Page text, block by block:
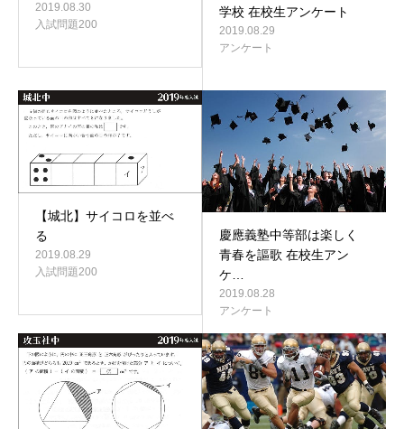
2019.08.30
入試問題200
学校 在校生アンケート
2019.08.29
アンケート
【城北】サイコロを並べ
る
2019.08.29
入試問題200
慶應義塾中等部は楽しく
青春を謳歌 在校生アン
ケ…
2019.08.28
アンケート